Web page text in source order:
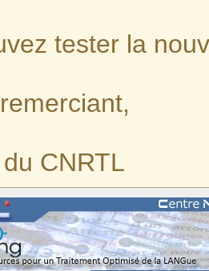
tester la
CNRTL